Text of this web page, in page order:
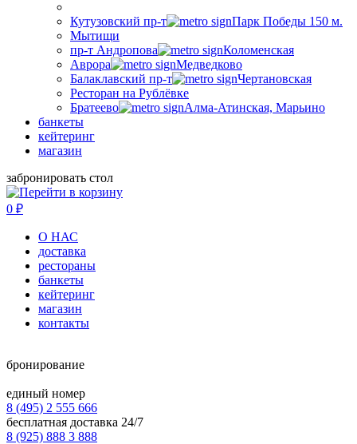
Кутузовский пр-т
Парк Победы 150 м.
Мытищи
пр-т Андропова
Коломенская
Аврора
Медведково
Балаклавский пр-т
Чертановская
Ресторан на Рублёвке
Братеево
Алма-Атинская, Марьино
банкеты
кейтеринг
магазин
забронировать стол
0 ₽
О НАС
доставка
рестораны
банкеты
кейтеринг
магазин
контакты
бронирование
единый номер
8 (495) 2 555 666
бесплатная доставка 24/7
8 (925) 888 3 888